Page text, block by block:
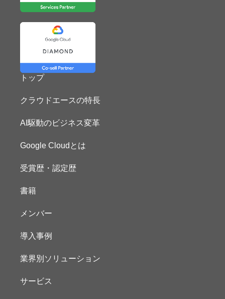
トップ
クラウドエースの特長
AI駆動のビジネス変革
Google Cloudとは
受賞歴・認定歴
書籍
メンバー
導入事例
業界別ソリューション
サービス